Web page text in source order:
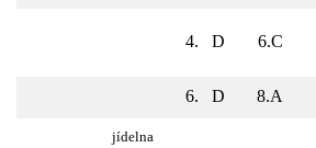
4. D 6.C
6. D 8.A
jídelna